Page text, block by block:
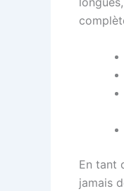
En tant
jamais